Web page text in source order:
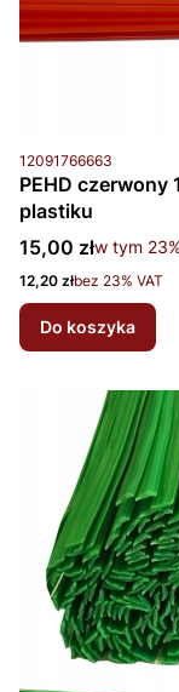
Kod produktu
12091766663
PEHD
plastiku
Cena brutto
15,00 złw tym %s
w tym
Cena netto
12,20 złbez 23% VAT
Do koszyka